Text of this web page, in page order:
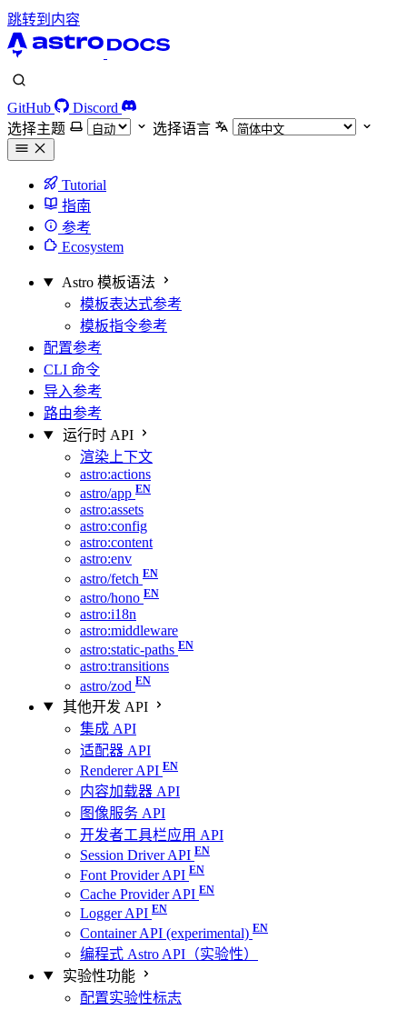
跳转到内容
GitHub
Discord
选择主题
选择语言
Tutorial
指南
参考
Ecosystem
Astro 模板语法
模板表达式参考
模板指令参考
配置参考
CLI 命令
导入参考
路由参考
运行时 API
渲染上下文
astro:actions
astro/app
astro:assets
astro:config
astro:content
astro:env
astro/fetch
astro/hono
astro:i18n
astro:middleware
astro:static-paths
astro:transitions
astro/zod
其他开发 API
集成 API
适配器 API
Renderer API
内容加载器 API
图像服务 API
开发者工具栏应用 API
Session Driver API
Font Provider API
Cache Provider API
Logger API
Container API (experimental)
编程式 Astro API（实验性）
实验性功能
配置实验性标志